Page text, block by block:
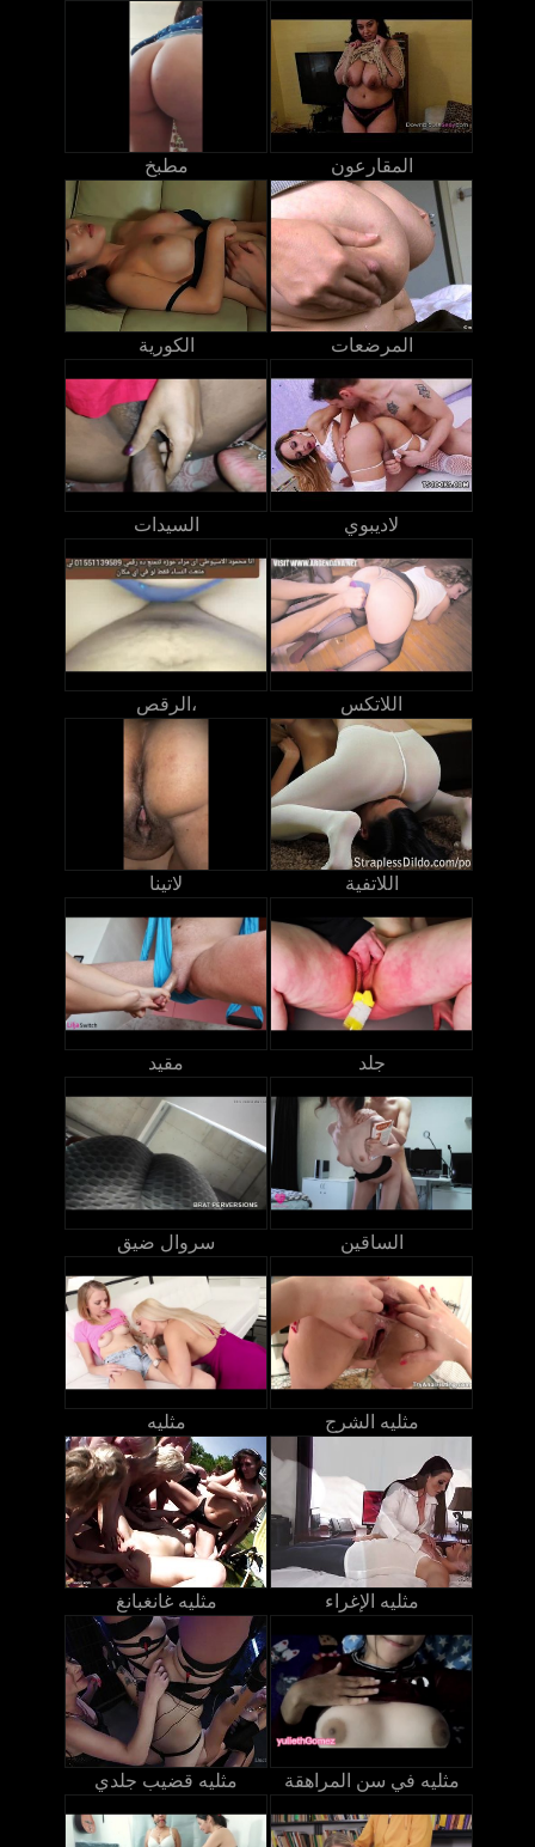
مطبخ المقارعون
الكورية المرضعات
السيدات لاديبوي
الرقص، اللاتكس
لاتينا اللاتفية
مقيد جلد
سروال ضيق الساقين
مثليه مثليه الشرج
مثليه غانغبانغ مثليه الإغراء
مثليه قضيب جلدي مثليه في سن المراهقة